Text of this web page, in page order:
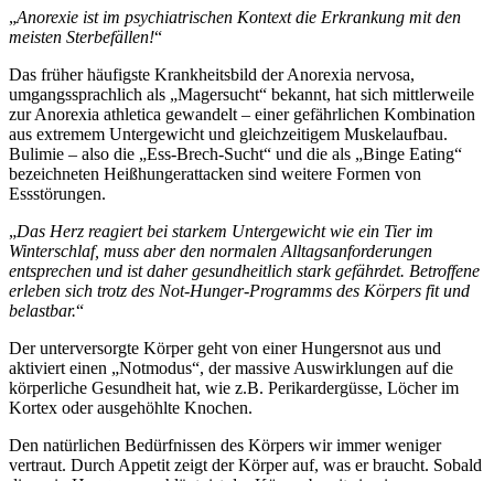
„Anorexie ist im psychiatrischen Kontext die Erkrankung mit den
meisten Sterbefällen!“
Das früher häufigste Krankheitsbild der Anorexia nervosa,
umgangssprachlich als „Magersucht“ bekannt, hat sich mittlerweile
zur Anorexia athletica gewandelt – einer gefährlichen Kombination
aus extremem Untergewicht und gleichzeitigem Muskelaufbau.
Bulimie – also die „Ess-Brech-Sucht“ und die als „Binge Eating“
bezeichneten Heißhungerattacken sind weitere Formen von
Essstörungen.
„Das Herz reagiert bei starkem Untergewicht wie ein Tier im
Winterschlaf, muss aber den normalen Alltagsanforderungen
entsprechen und ist daher gesundheitlich stark gefährdet. Betroffene
erleben sich trotz des Not-Hunger-Programms des Körpers fit und
belastbar.“
Der unterversorgte Körper geht von einer Hungersnot aus und
aktiviert einen „Notmodus“, der massive Auswirklungen auf die
körperliche Gesundheit hat, wie z.B. Perikardergüsse, Löcher im
Kortex oder ausgehöhlte Knochen.
Den natürlichen Bedürfnissen des Körpers wir immer weniger
vertraut. Durch Appetit zeigt der Körper auf, was er braucht. Sobald